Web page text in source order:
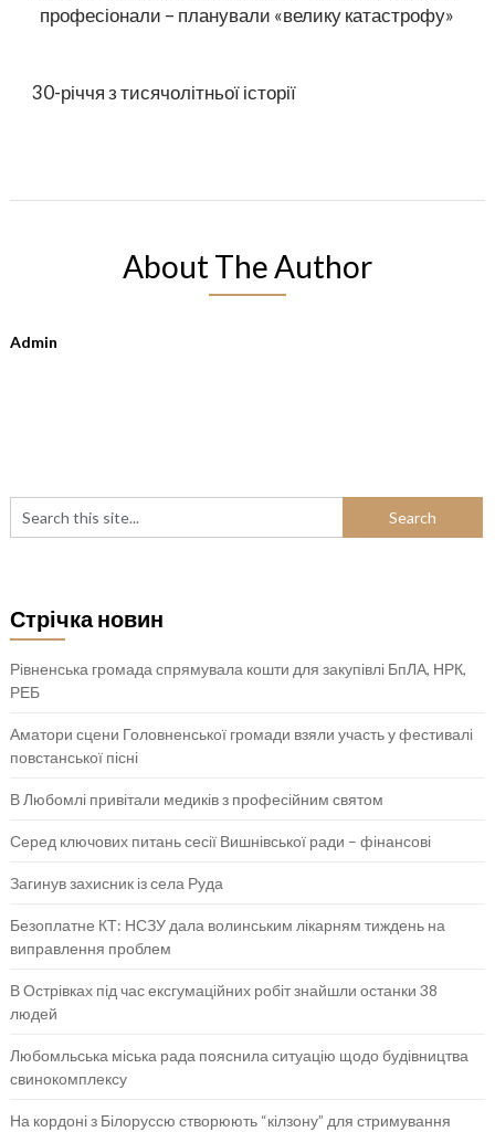
професіонали – планували «велику катастрофу»
30-річчя з тисячолітньої історії
About The Author
Admin
Стрічка новин
Рівненська громада спрямувала кошти для закупівлі БпЛА, НРК,
РЕБ
Аматори сцени Головненської громади взяли участь у фестивалі
повстанської пісні
В Любомлі привітали медиків з професійним святом
Серед ключових питань сесії Вишнівської ради – фінансові
Загинув захисник із села Руда
Безоплатне КТ: НСЗУ дала волинським лікарням тиждень на
виправлення проблем
В Острівках під час ексгумаційних робіт знайшли останки 38
людей
Любомльська міська рада пояснила ситуацію щодо будівництва
свинокомплексу
На кордоні з Білоруссю створюють “кілзону” для стримування